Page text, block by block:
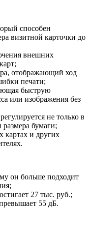
способен
визитной карточки до
внешних
отображающий ход
печати;
быструю
или изображения без
не только в
бумаги;
картах и других
он больше подходит
27 тыс. руб.;
55 дБ.